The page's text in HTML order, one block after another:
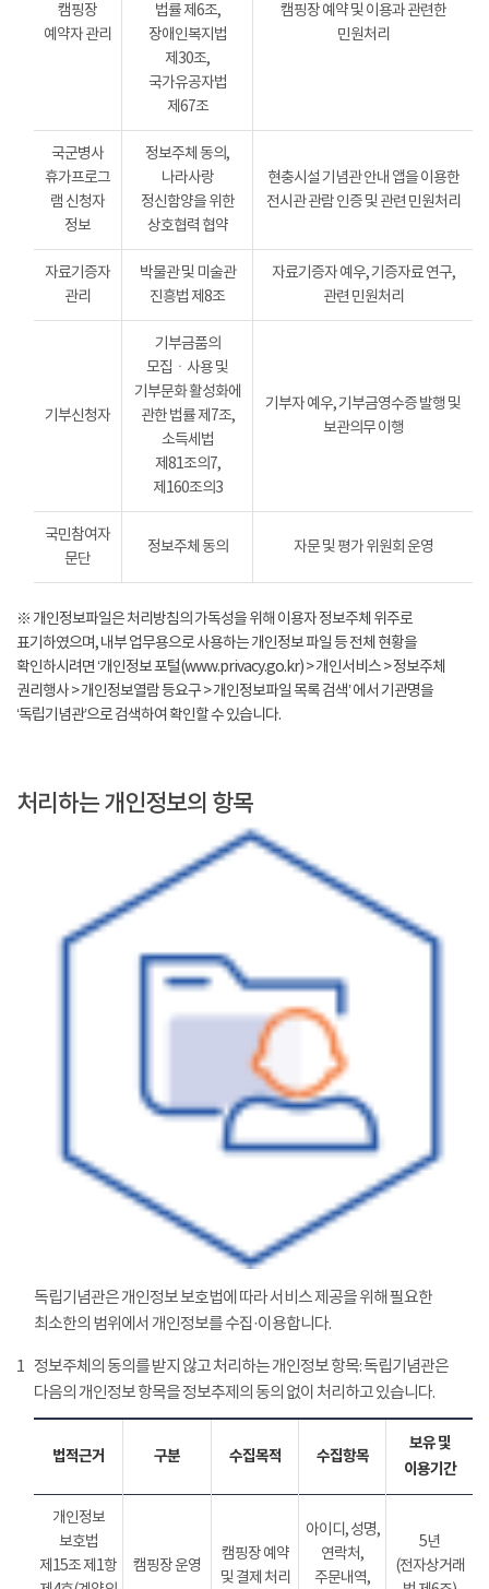
캠핑장
예약자 관리
법률 제6조,
장애인복지법
제30조,
국가유공자법
제67조
캠핑장 예약 및 이용과 관련한
민원처리
국군병사
휴가프로그
램 신청자
정보
정보주체 동의,
나라사랑
정신함양을 위한
상호협력 협약
현충시설 기념관 안내 앱을 이용한
전시관 관람 인증 및 관련 민원처리
자료기증자
관리
박물관 및 미술관
진흥법 제8조
자료기증자 예우, 기증자료 연구,
관련 민원처리
기부신청자
기부금품의
모집ㆍ사용 및
기부문화 활성화에
관한 법률 제7조,
소득세법
제81조의7,
제160조의3
기부자 예우, 기부금영수증 발행 및
보관의무 이행
국민참여자
문단
정보주체 동의 자문 및 평가 위원회 운영
※ 개인정보파일은 처리방침의 가독성을 위해 이용자 정보주체 위주로
표기하였으며, 내부 업무용으로 사용하는 개인정보 파일 등 전체 현황을
확인하시려면 ‘개인정보 포털(www.privacy.go.kr) > 개인서비스 > 정보주체
권리행사 > 개인정보열람 등요구 > 개인정보파일 목록 검색’ 에서 기관명을
‘독립기념관’으로 검색하여 확인할 수 있습니다.
처리하는 개인정보의 항목
독립기념관은 개인정보 보호법에 따라 서비스 제공을 위해 필요한
최소한의 범위에서 개인정보를 수집·이용합니다.
1 정보주체의 동의를 받지 않고 처리하는 개인정보 항목: 독립기념관은
다음의 개인정보 항목을 정보추제의 동의 없이 처리하고 있습니다.
법적근거 구분 수집목적 수집항목
보유 및
이용기간
개인정보
보호법
제15조 제1항
캠핑장 운영
캠핑장 예약
및 결제 처리
아이디, 성명,
연락처,
주문내역,
5년
(전자상거래